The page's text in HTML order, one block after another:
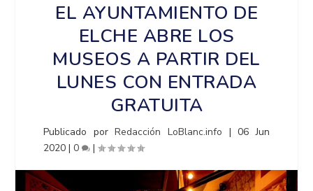
EL AYUNTAMIENTO DE
ELCHE ABRE LOS
MUSEOS A PARTIR DEL
LUNES CON ENTRADA
GRATUITA
Publicado porRedacción LoBlanc.info |06 Jun
2020 |0 |